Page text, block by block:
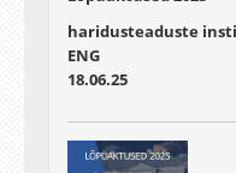
haridusteaduste
ENG
18.06.25